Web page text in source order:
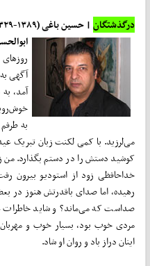
درگذشتگان| حسین باغی (۱۳۸۹-۱۳۲۹): صدایش همچنان «باغی» خواهد ماند
آگهی
آمد،
به
می‌لرزید. با کمی لکنت زبان تبریک
کوشید دستش را در دستم بگذارد. من
خداحافظی زود از استودیو بیرون
رهیده، اما صدای باقدرتش هنوز در
صداست که می‌ماند؟ و شاید
مردی خوب بود، بسیار خوب و مهربان.
اینان دراز باد و روان او شاد.